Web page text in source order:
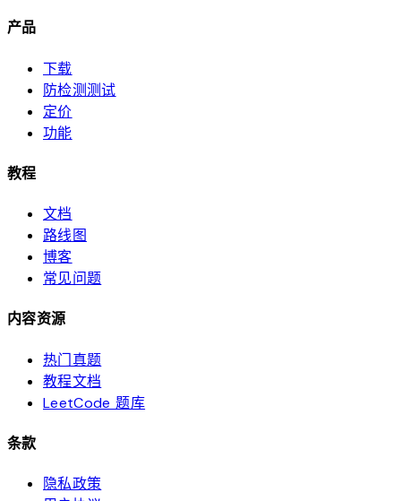
产品
下载
防检测测试
定价
功能
教程
文档
路线图
博客
常见问题
内容资源
热门真题
教程文档
LeetCode 题库
条款
隐私政策